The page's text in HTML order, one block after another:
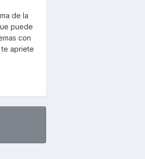
de la
puede
con
apriete